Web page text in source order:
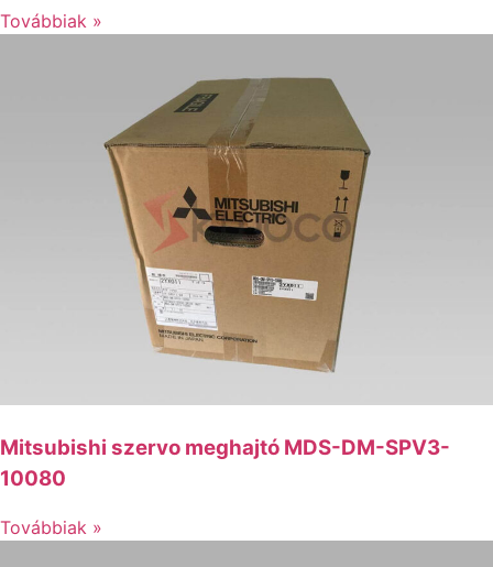
Továbbiak »
Mitsubishi szervo meghajtó MDS-DM-SPV3-
10080
Továbbiak »